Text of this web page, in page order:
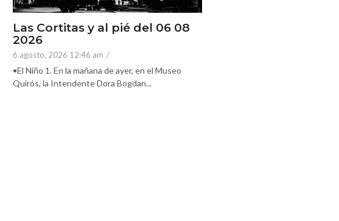
Las Cortitas y al pié del 06 08
2026
6 agosto, 2026 12:46 am /
•El Niño 1. En la mañana de ayer, en el Museo
Quirós, la Intendente Dora Bogdan...